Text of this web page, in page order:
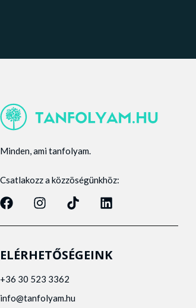
Minden, ami tanfolyam.
Csatlakozz a közzöségünkhöz:
ELÉRHETŐSÉGEINK
+36 30 523 3362
info@tanfolyam.hu